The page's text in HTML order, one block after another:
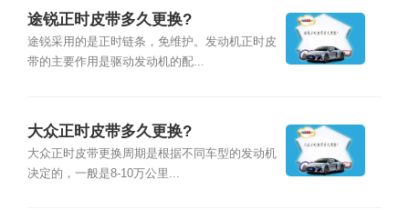
途锐正时皮带多久更换?
途锐采用的是正时链条，免维护。发动机正时皮
带的主要作用是驱动发动机的配...
大众正时皮带多久更换?
大众正时皮带更换周期是根据不同车型的发动机
决定的，一般是8-10万公里...